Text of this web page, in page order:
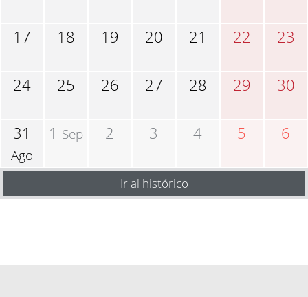
17 18 19 20 21 22 23
24 25 26 27 28 29 30
31
Ago
1 Sep 2 3 4 5 6
Ir al histórico